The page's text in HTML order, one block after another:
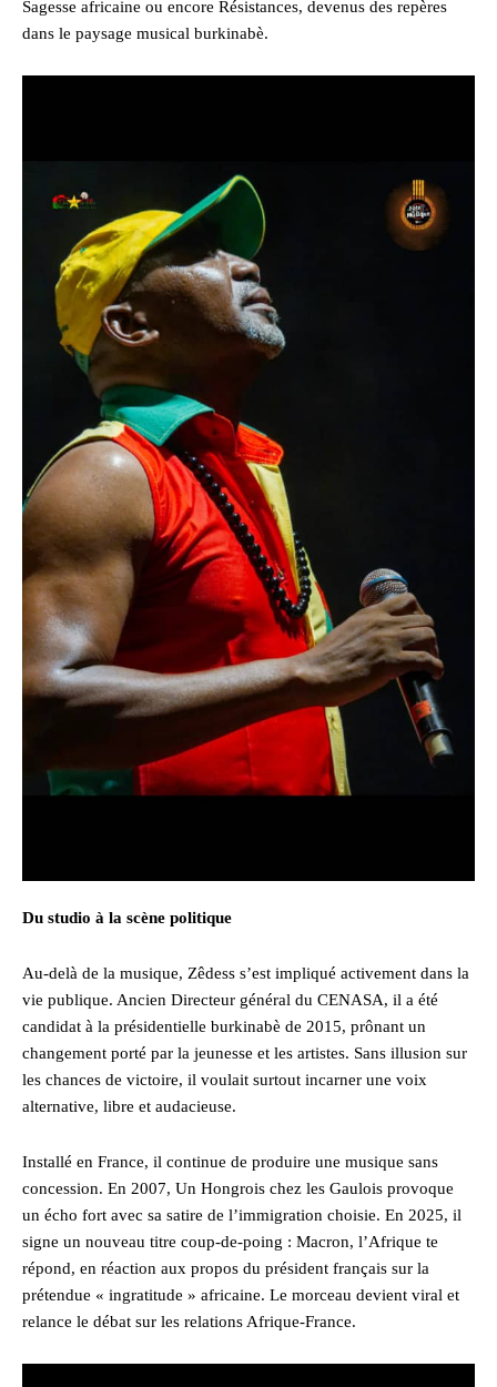
Sagesse africaine ou encore Résistances, devenus des repères
dans le paysage musical burkinabè.
Du studio à la scène politique
Au-delà de la musique, Zêdess s’est impliqué activement dans la
vie publique. Ancien Directeur général du CENASA, il a été
candidat à la présidentielle burkinabè de 2015, prônant un
changement porté par la jeunesse et les artistes. Sans illusion sur
les chances de victoire, il voulait surtout incarner une voix
alternative, libre et audacieuse.
Installé en France, il continue de produire une musique sans
concession. En 2007, Un Hongrois chez les Gaulois provoque
un écho fort avec sa satire de l’immigration choisie. En 2025, il
signe un nouveau titre coup-de-poing : Macron, l’Afrique te
répond, en réaction aux propos du président français sur la
prétendue « ingratitude » africaine. Le morceau devient viral et
relance le débat sur les relations Afrique-France.